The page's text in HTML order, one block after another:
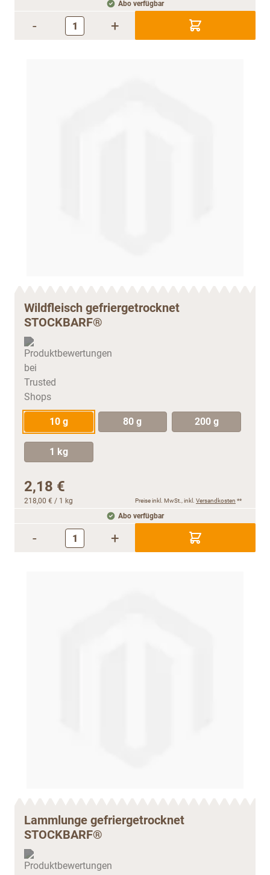
Abo verfügbar
- +
Wildfleisch gefriergetrocknet
STOCKBARF®
10 g 80 g 200 g
1 kg
2,18 €
218,00 € / 1 kg Preise inkl. MwSt., inkl. Versandkosten **
Abo verfügbar
- +
Lammlunge gefriergetrocknet
STOCKBARF®